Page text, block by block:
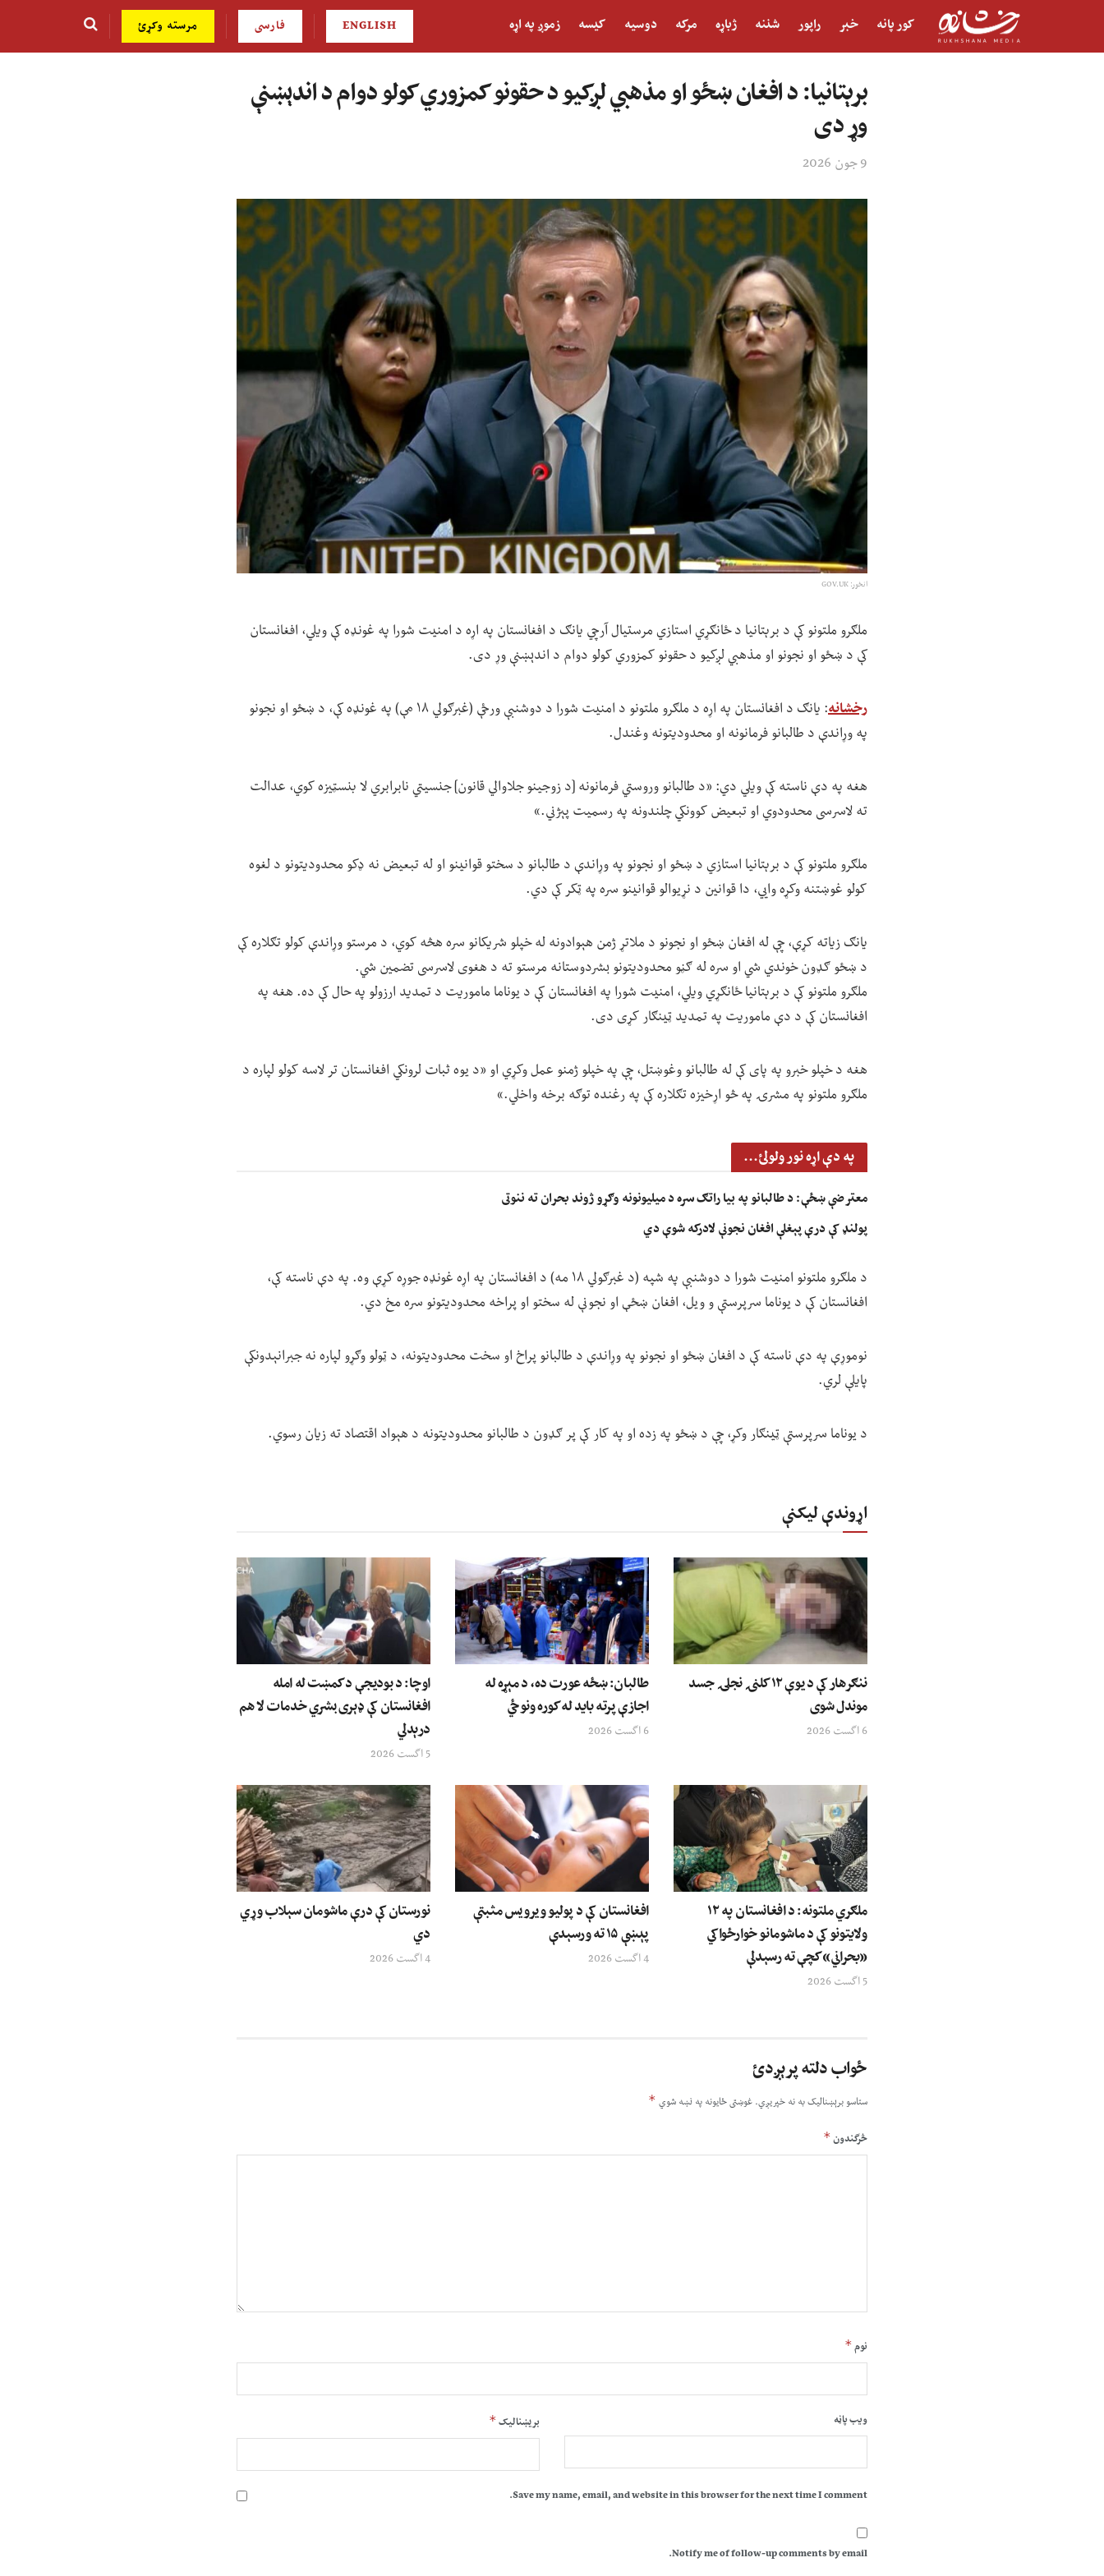
کور پانه خبر راپور شننه ژباړه مرکه دوسیه کیسه زموږ په اړه ENGLISH فارسی مرسته وکړئ
برېتانیا: د افغان ښځو او مذهبي لږکیو د حقونو کمزوري کولو دوام د اندېښنې
وړ دی
9 جون 2026
انځور: GOV.UK
ملګرو ملتونو کې د برېتانیا د ځانګړي استازي مرستیال آرچي یانګ د افغانستان په اړه د امنیت شورا په غونډه کې ویلي، افغانستان
کې د ښځو او نجونو او مذهبي لږکیو د حقونو کمزوري کولو دوام د اندېښنې وړ دی.
رخشانه
: یانګ د افغانستان په اړه د ملګرو ملتونو د امنیت شورا د دوشنبې ورځې (غبرګولي ۱۸ مې) په غونډه کې، د ښځو او نجونو
په وړاندې د طالبانو فرمانونه او محدودیتونه وغندل.
هغه په دې ناسته کې ویلي دي: «د طالبانو وروستي فرمانونه [د زوجینو جلاوالي قانون] جنسیتي نابرابري لا بنسټیزه کوي، عدالت
ته لاسرسی محدودوي او تبعیض کوونکي چلندونه په رسمیت پېژني.»
ملګرو ملتونو کې د برېتانیا استازي د ښځو او نجونو په وړاندې د طالبانو د سختو قوانینو او له تبعیض نه ډکو محدودیتونو د لغوه
کولو غوښتنه وکړه وايي، دا قوانین د نړیوالو قوانینو سره په ټکر کې دي.
یانګ زیاته کړې، چې له افغان ښځو او نجونو د ملاتړ ژمن هېوادونه له خپلو شریکانو سره هڅه کوي، د مرستو وړاندې کولو تګلاره کې
د ښځو ګډون خوندي شي او سره له ګڼو محدودیتونو بشردوستانه مرستو ته د هغوی لاسرسی تضمین شي.
ملګرو ملتونو کې د برېتانیا ځانګړي ویلي، امنیت شورا په افغانستان کې د یوناما ماموریت د تمدید ارزولو په حال کې ده. هغه په
افغانستان کې د دې ماموریت په تمدید ټینګار کړی دی.
هغه د خپلو خبرو په پای کې له طالبانو وغوښتل، چې په خپلو ژمنو عمل وکړي او «د یوه ثبات لرونکي افغانستان تر لاسه کولو لپاره د
ملګرو ملتونو په مشرۍ په څو اړخیزه تګلاره کې په رغنده توګه برخه واخلي.»
په دې اړه نور ولولئ...
معترضې ښځې: د طالبانو په بیا راتګ سره د میلیونونه وګړو ژوند بحران ته ننوتی
پولنډ کې درې پېغلې افغان نجونې لادرکه شوې دي
د ملګرو ملتونو امنیت شورا د دوشنبې په شپه (د غبرګولي ۱۸ مه) د افغانستان په اړه غونډه جوړه کړې وه. په دې ناسته کې،
افغانستان کې د یوناما سرپرستې و ویل، افغان ښځې او نجونې له سختو او پراخه محدودیتونو سره مخ دي.
نوموړې په دې ناسته کې د افغان ښځو او نجونو په وړاندې د طالبانو پراخ او سخت محدودیتونه، د ټولو وګړو لپاره نه جبرانېدونکې
پایلې لري.
د یوناما سرپرستې ټینګار وکړ، چې د ښځو په زده او په کار کې پر ګډون د طالبانو محدودیتونه د هېواد اقتصاد ته زیان رسوي.
اړوندې لیکنې
ننګرهار کې د یوې ۱۲ کلنۍ نجلۍ جسد
موندل شوی
6 اگست 2026
طالبان: ښځه عورت ده، د مېړه له
اجازې پرته باید له کوره ونوځي
6 اگست 2026
اوچا: د بودیجې د کمښت له امله
افغانستان کې ډېری بشري خدمات لا هم
درېدلي
5 اگست 2026
ملګري ملتونه: د افغانستان په ۱۲
ولایتونو کې د ماشومانو خوارځواکي
«بحراني» کچې ته رسېدلې
5 اگست 2026
افغانستان کې د پولیو ویرویس مثبتې
پېښې ۱۵ ته ورسېدې
4 اگست 2026
نورستان کې درې ماشومان سېلاب وړي
دي
4 اگست 2026
ځواب دلته پرېږدئ
ستاسو برېښناليک به نه خپريږي.غوښتى ځایونه په نښه شوي *
څرگندون*
نوم*
بریښنالیک* ویب پاڼه
Save my name, email, and website in this browser for the next time I comment.
Notify me of follow-up comments by email.